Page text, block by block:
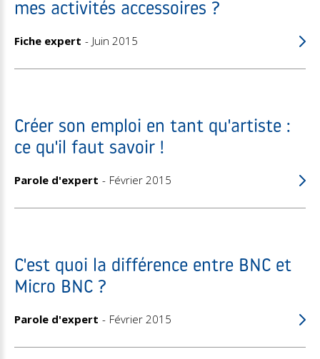
mes activités accessoires ?
Fiche expert Juin 2015
Créer son emploi en tant qu'artiste :
ce qu'il faut savoir !
Parole d'expert Février 2015
C'est quoi la différence entre BNC et
Micro BNC ?
Parole d'expert Février 2015